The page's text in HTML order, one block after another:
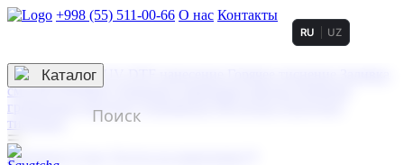
+998 (55) 511-00-66 О нас Контакты
3D гравировка
смолой (Doming)
гравировка твердая
тиснение
RU UZ
☰
Контакты
Каталог